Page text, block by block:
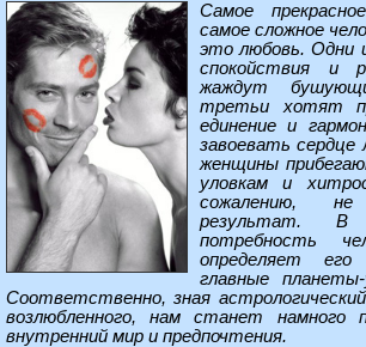
Самое
самое сложное
это любовь. Одни
спокойствия и
жаждут
третьи хотят
единение и
завоевать сердце
женщины
уловкам и
сожалению,
результат. В
потребность
определяет
главные
Соответственно, зная
возлюбленного, нам станет намного
внутренний мир и предпочтения.